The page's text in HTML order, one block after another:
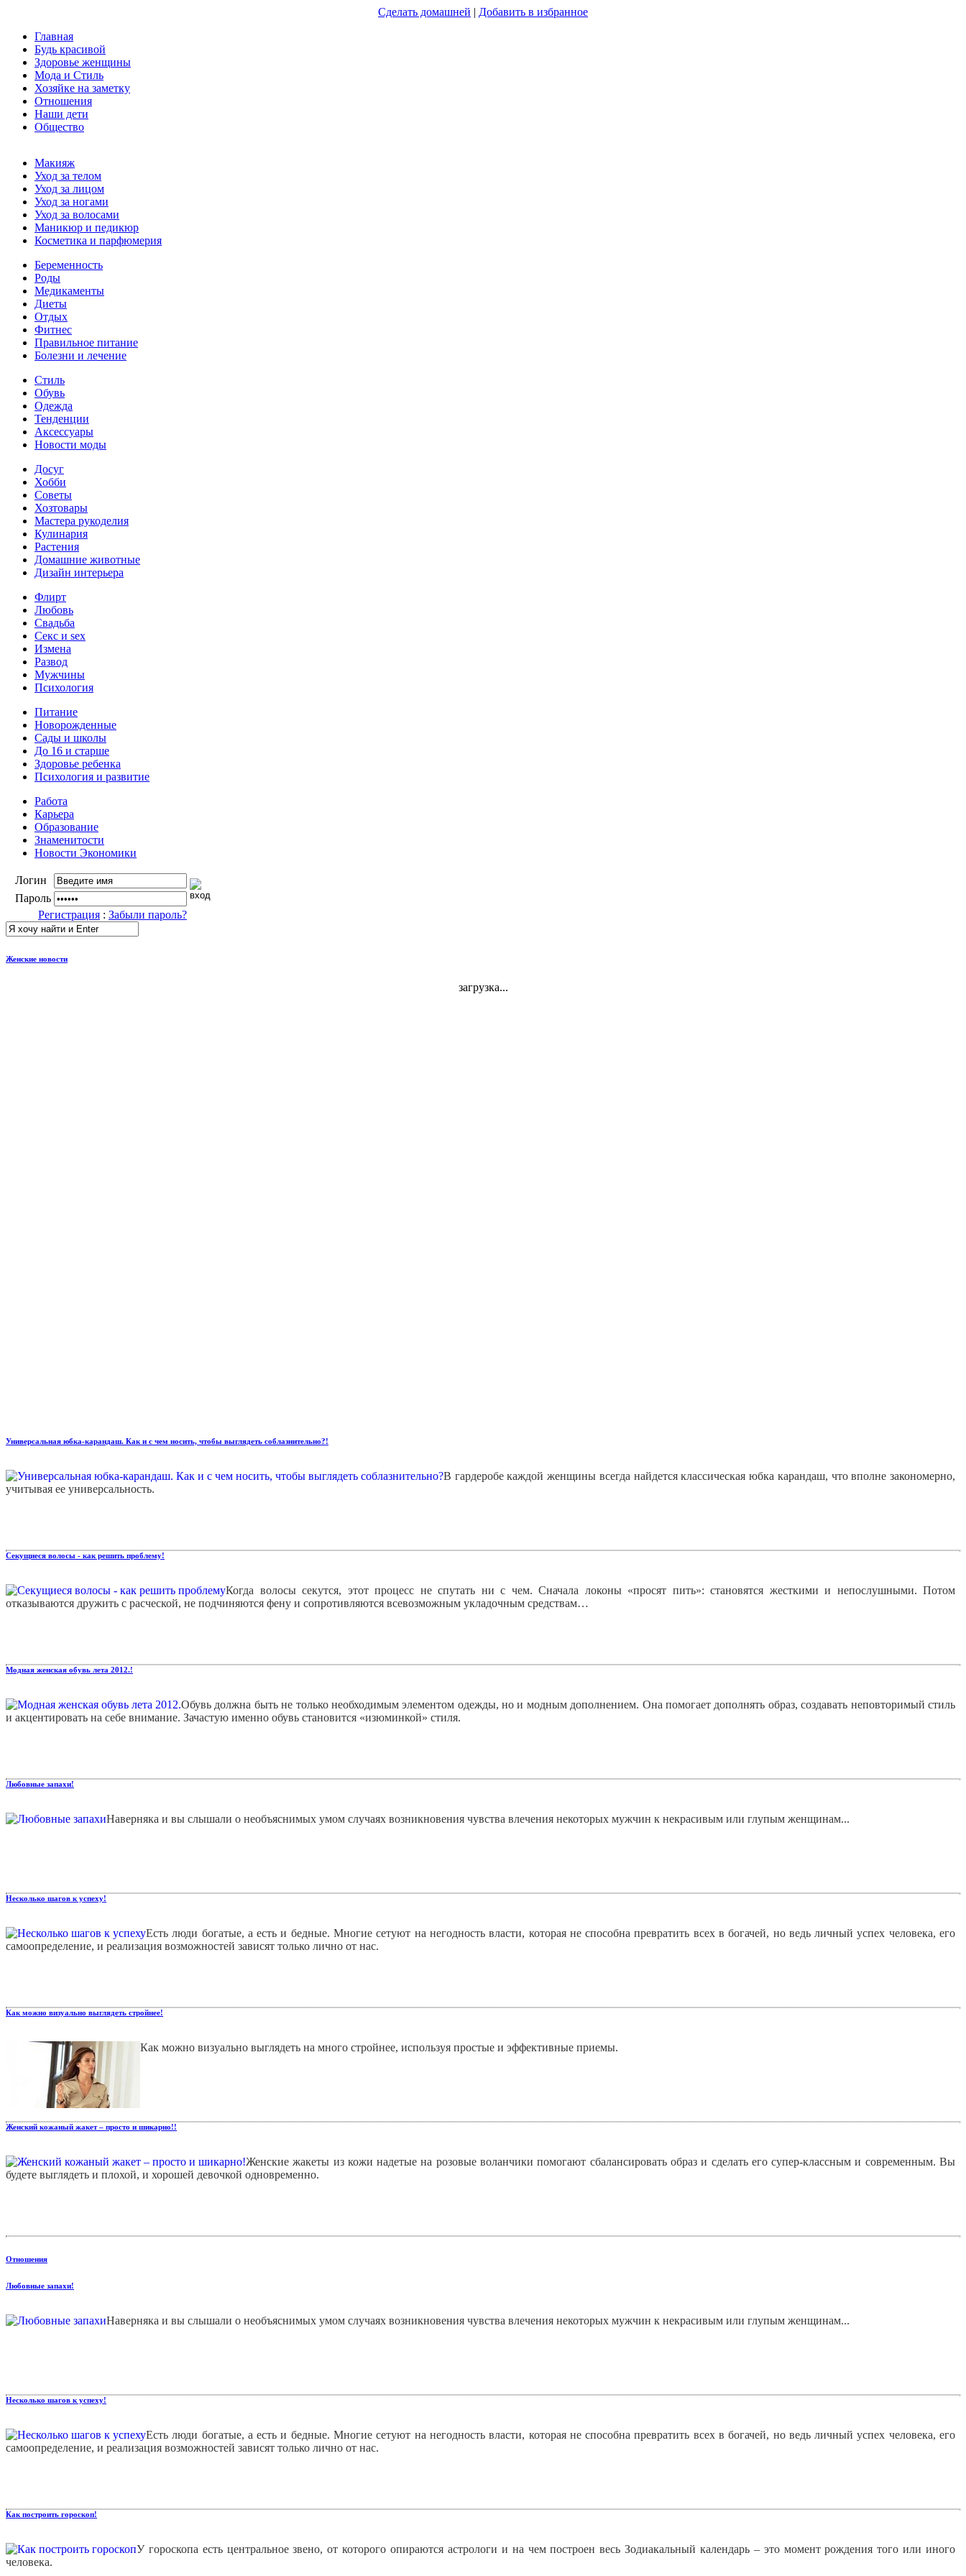
Сделать домашней | Добавить в избранное
Главная
Будь красивой
Здоровье женщины
Мода и Стиль
Хозяйке на заметку
Отношения
Наши дети
Общество
Макияж
Уход за телом
Уход за лицом
Уход за ногами
Уход за волосами
Маникюр и педикюр
Косметика и парфюмерия
Беременность
Роды
Медикаменты
Диеты
Отдых
Фитнес
Правильное питание
Болезни и лечение
Стиль
Обувь
Одежда
Тенденции
Аксессуары
Новости моды
Досуг
Хобби
Советы
Хозтовары
Мастера рукоделия
Кулинария
Растения
Домашние животные
Дизайн интерьера
Флирт
Любовь
Свадьба
Секс и sex
Измена
Развод
Мужчины
Психология
Питание
Новорожденные
Сады и школы
До 16 и старше
Здоровье ребенка
Психология и развитие
Работа
Карьера
Образование
Знаменитости
Новости Экономики
Логин
Пароль
Регистрация : Забыли пароль?
Женские новости
загрузка...
Универсальная юбка-карандаш. Как и с чем носить, чтобы выглядеть соблазнительно?!
В гардеробе каждой женщины всегда найдется классическая юбка карандаш, что вполне закономерно,
учитывая ее универсальность.
Секущиеся волосы - как решить проблему!
Когда волосы секутся, этот процесс не спутать ни с чем. Сначала локоны «просят пить»: становятся жесткими и непослушными. Потом
отказываются дружить с расческой, не подчиняются фену и сопротивляются всевозможным укладочным средствам…
Модная женская обувь лета 2012.!
Обувь должна быть не только необходимым элементом одежды, но и модным дополнением. Она помогает дополнять образ, создавать неповторимый стиль
и акцентировать на себе внимание. Зачастую именно обувь становится «изюминкой» стиля.
Любовные запахи!
Наверняка и вы слышали о необъяснимых умом случаях возникновения чувства влечения некоторых мужчин к некрасивым или глупым женщинам...
Несколько шагов к успеху!
Есть люди богатые, а есть и бедные. Многие сетуют на негодность власти, которая не способна превратить всех в богачей, но ведь личный успех человека, его
самоопределение, и реализация возможностей зависят только лично от нас.
Как можно визуально выглядеть стройнее!
Как можно визуально выглядеть на много стройнее, используя простые и эффективные приемы.
Женский кожаный жакет – просто и шикарно!!
Женские жакеты из кожи надетые на розовые воланчики помогают сбалансировать образ и сделать его супер-классным и современным. Вы
будете выглядеть и плохой, и хорошей девочкой одновременно.
Отношения
Любовные запахи!
Наверняка и вы слышали о необъяснимых умом случаях возникновения чувства влечения некоторых мужчин к некрасивым или глупым женщинам...
Несколько шагов к успеху!
Есть люди богатые, а есть и бедные. Многие сетуют на негодность власти, которая не способна превратить всех в богачей, но ведь личный успех человека, его
самоопределение, и реализация возможностей зависят только лично от нас.
Как построить гороскоп!
У гороскопа есть центральное звено, от которого опираются астрологи и на чем построен весь Зодиакальный календарь – это момент рождения того или иного
человека.